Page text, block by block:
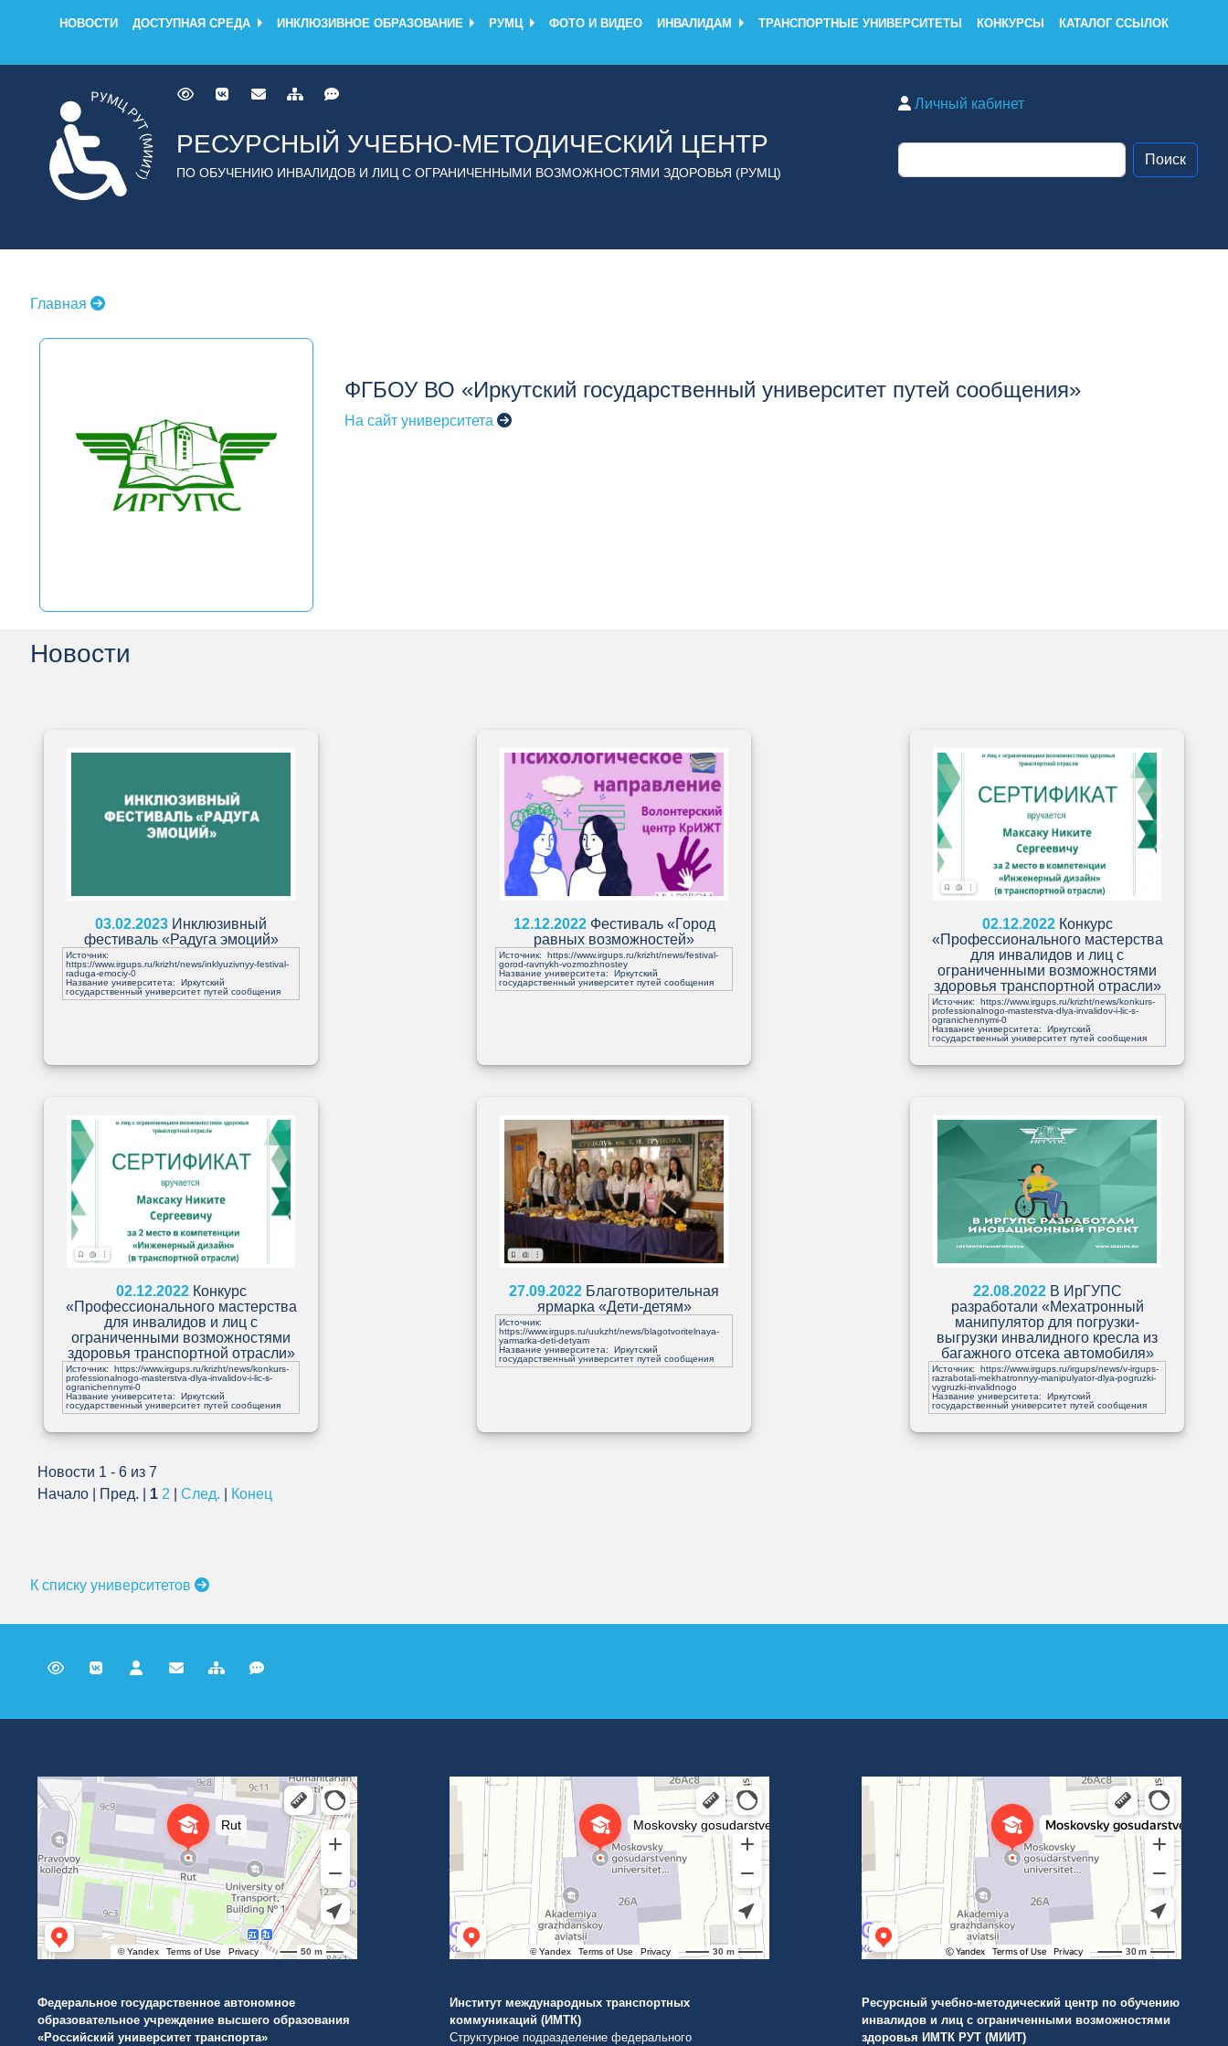
НОВОСТИ ДОСТУПНАЯ СРЕДА ИНКЛЮЗИВНОЕ ОБРАЗОВАНИЕ РУМЦ ФОТО И ВИДЕО ИНВАЛИДАМ ТРАНСПОРТНЫЕ УНИВЕРСИТЕТЫ КОНКУРСЫ КАТАЛОГ ССЫЛОК
РЕСУРСНЫЙ УЧЕБНО-МЕТОДИЧЕСКИЙ ЦЕНТР
ПО ОБУЧЕНИЮ ИНВАЛИДОВ И ЛИЦ С ОГРАНИЧЕННЫМИ ВОЗМОЖНОСТЯМИ ЗДОРОВЬЯ (РУМЦ)
Личный кабинет
Главная
ФГБОУ ВО «Иркутский государственный университет путей сообщения»
На сайт университета
Новости
03.02.2023 Инклюзивный
фестиваль «Радуга эмоций»
Источник:
https://www.irgups.ru/krizht/news/inklyuzivnyy-festival-
raduga-emociy-0
Название университета: Иркутский
государственный университет путей сообщения
12.12.2022 Фестиваль «Город
равных возможностей»
Источник: https://www.irgups.ru/krizht/news/festival-
gorod-ravnykh-vozmozhnostey
Название университета: Иркутский
государственный университет путей сообщения
02.12.2022 Конкурс
«Профессионального мастерства
для инвалидов и лиц с
ограниченными возможностями
здоровья транспортной отрасли»
Источник: https://www.irgups.ru/krizht/news/konkurs-
professionalnogo-masterstva-dlya-invalidov-i-lic-s-
ogranichennymi-0
Название университета: Иркутский
государственный университет путей сообщения
02.12.2022 Конкурс
«Профессионального мастерства
для инвалидов и лиц с
ограниченными возможностями
здоровья транспортной отрасли»
Источник: https://www.irgups.ru/krizht/news/konkurs-
professionalnogo-masterstva-dlya-invalidov-i-lic-s-
ogranichennymi-0
Название университета: Иркутский
государственный университет путей сообщения
27.09.2022 Благотворительная
ярмарка «Дети-детям»
Источник:
https://www.irgups.ru/uukzht/news/blagotvoritelnaya-
yarmarka-deti-detyam
Название университета: Иркутский
государственный университет путей сообщения
22.08.2022 В ИрГУПС
разработали «Мехатронный
манипулятор для погрузки-
выгрузки инвалидного кресла из
багажного отсека автомобиля»
Источник: https://www.irgups.ru/irgups/news/v-irgups-
razrabotali-mekhatronnyy-manipulyator-dlya-pogruzki-
vygruzki-invalidnogo
Название университета: Иркутский
государственный университет путей сообщения
Новости 1 - 6 из 7
Начало | Пред. | 1 2 След. Конец
К списку университетов
Российский университет транспорта
ВУЗ в Москве
Федеральное государственное автономное
образовательное учреждение высшего образования
«Российский университет транспорта»
Институт международных транспортных коммуникаций Рут
ВУЗ в Москве
Институт международных транспортных
коммуникаций (ИМТК)
Структурное подразделение федерального
Институт международных транспортных коммуникаций Рут
ВУЗ в Москве
Ресурсный учебно-методический центр по обучению
инвалидов и лиц с ограниченными возможностями
здоровья ИМТК РУТ (МИИТ)